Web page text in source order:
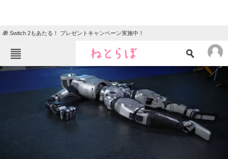
🎁 Switch 2もあたる！ プレゼントキャンペーン実施中！
ねとらぼメニュー
ニュース
クイズ
地域